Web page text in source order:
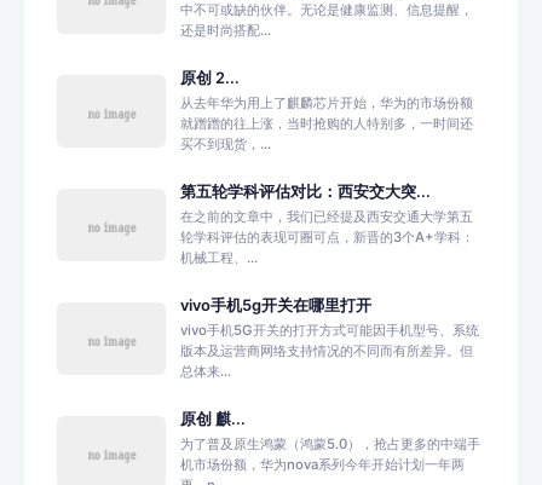
中不可或缺的伙伴。无论是健康监测、信息提醒，
还是时尚搭配...
原创 2...
从去年华为用上了麒麟芯片开始，华为的市场份额
就蹭蹭的往上涨，当时抢购的人特别多，一时间还
买不到现货，...
第五轮学科评估对比：西安交大突...
在之前的文章中，我们已经提及西安交通大学第五
轮学科评估的表现可圈可点，新晋的3个A+学科：
机械工程、...
vivo手机5g开关在哪里打开
vivo手机5G开关的打开方式可能因手机型号、系统
版本及运营商网络支持情况的不同而有所差异。但
总体来...
原创 麒...
为了普及原生鸿蒙（鸿蒙5.0），抢占更多的中端手
机市场份额，华为nova系列今年开始计划一年两